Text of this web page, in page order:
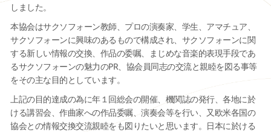
しました。
本協会はサクソフォーン教師、プロの演奏家、学生、アマチュア、
サクソフォーンに興味のあるもので構成され、サクソフォーンに関
する新しい情報の交換、作品の委嘱、まじめな音楽的表現手段であ
るサクソフォーンの魅力のPR、協会員同志の交流と親睦を図る事等
をその主な目的としています。
上記の目的達成の為に年１回総会の開催、機関誌の発行、各地に於
ける講習会、作曲家への作品委嘱、演奏会等を行い、又欧米各国の
協会との情報交換交流親睦をも図りたいと思います。日本に於ける